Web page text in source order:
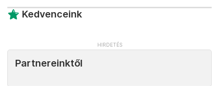
Kedvenceink
Partnereinktől